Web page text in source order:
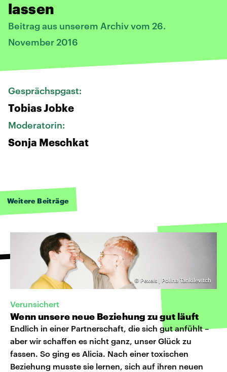
lassen
Beitrag aus unserem Archiv vom 26.
November 2016
Gesprächspgast:
Tobias Jobke
Moderatorin:
Sonja Meschkat
Weitere Beiträge
© Pexels | Polina Tankilevitch
Verunsichert
Wenn unsere neue Beziehung zu gut läuft
Endlich in einer Partnerschaft, die sich gut anfühlt –
aber wir schaffen es nicht ganz, unser Glück zu
fassen. So ging es Alicia. Nach einer toxischen
Beziehung musste sie lernen, sich auf ihren neuen